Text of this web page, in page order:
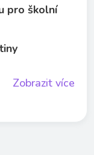
pro školní
Zobrazit více